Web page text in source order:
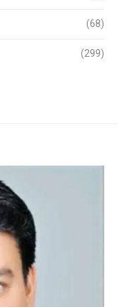
(68)
(299)